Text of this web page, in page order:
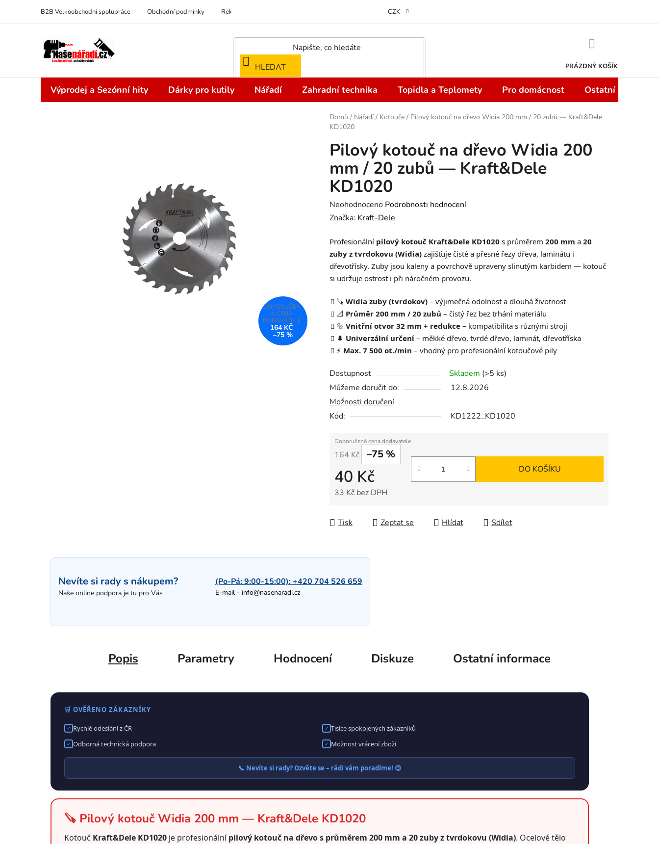
obsah
B2B Velkoobchodní spolupráce Obchodní podmínky Reklamace Odstoupení od kupní smlouvy do 14 dní
CZK
HLEDAT PRÁZDNÝ KOŠÍK
Výprodej a Sezónní hity Dárky pro kutily Nářadí Zahradní technika Topidla a Teplomety Pro domácnost Ostatní
Domů / Nářadí / Kotouče / Pilový kotouč na dřevo Widia 200 mm / 20 zubů — Kraft&Dele
KD1020
Pilový kotouč na dřevo Widia 200
mm / 20 zubů — Kraft&Dele
KD1020
Průměrné
hodnocení
je
0,0
z
5
hvězdiček.
Neohodnoceno Podrobnosti hodnocení
Značka: Kraft-Dele
Profesionální pilový kotouč Kraft&Dele KD1020 s průměrem 200 mm a 20
zuby z tvrdokovu (Widia) zajišťuje čisté a přesné řezy dřeva, laminátu i
dřevotřísky. Zuby jsou kaleny a povrchově upraveny slinutým karbidem — kotouč
si udržuje ostrost i při náročném provozu.
🪚 Widia zuby (tvrdokov) – výjimečná odolnost a dlouhá životnost
📐 Průměr 200 mm / 20 zubů – čistý řez bez trhání materiálu
🔩 Vnitřní otvor 32 mm + redukce – kompatibilita s různými stroji
🌲 Univerzální určení – měkké dřevo, tvrdé dřevo, laminát, dřevotříska
⚡ Max. 7 500 ot./min – vhodný pro profesionální kotoučové pily
Dostupnost Skladem (>5 ks)
Můžeme doručit do:
12.8.2026
Možnosti doručení
Kód:
KD1222_KD1020
164 Kč –75 %
40 Kč
33 Kč bez DPH
DO KOŠÍKU
Tisk Zeptat se Hlídat Sdílet
164 KČ
–75 %
Nevíte si rady s nákupem?
Naše online podpora je tu pro Vás
(Po-Pá: 9:00-15:00):+420 704 526 659
E-mail - info@nasenaradi.cz
Popis Parametry Hodnocení Diskuze Ostatní informace
🛒 OVĚŘENO ZÁKAZNÍKY
✓ Rychlé odeslání z ČR ✓ Tisíce spokojených zákazníků
✓ Odborná technická podpora ✓ Možnost vrácení zboží
📞 Nevíte si rady? Ozvěte se – rádi vám poradíme! 😊
🪚 Pilový kotouč Widia 200 mm — Kraft&Dele KD1020
Kotouč Kraft&Dele KD1020 je profesionálnípilový kotouč na dřevo s průměrem 200 mm a 20 zuby z tvrdokovu (Widia). Ocelové tělo